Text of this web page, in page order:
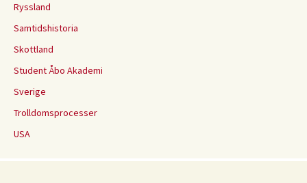
Ryssland
Samtidshistoria
Skottland
Student Åbo Akademi
Sverige
Trolldomsprocesser
USA